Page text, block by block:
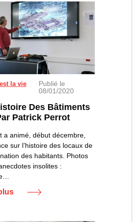
la vie
Publié le
08/01/2020
Des Bâtiments
Patrick Perrot
a animé, début décembre,
sur l’histoire des locaux de
des habitants. Photos
insolites :